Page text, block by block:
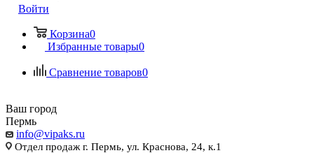
Войти
Корзина0
Избранные товары0
Сравнение товаров0
Ваш город
Пермь
info@vipaks.ru
Отдел продаж г. Пермь, ул. Краснова, 24, к.1